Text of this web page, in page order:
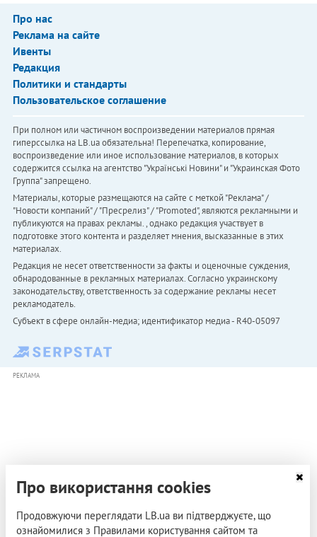
Про нас
Реклама на сайте
Ивенты
Редакция
Политики и стандарты
Пользовательское соглашение
При полном или частичном воспроизведении материалов прямая
гиперссылка на LB.ua обязательна! Перепечатка, копирование,
воспроизведение или иное использование материалов, в которых
содержится ссылка на агентство "Українськi Новини" и "Украинская Фото
Группа" запрещено.
Материалы, которые размещаются на сайте с меткой "Реклама" /
"Новости компаний" / "Пресрелиз" / "Promoted", являются рекламными и
публикуются на правах рекламы. , однако редакция участвует в
подготовке этого контента и разделяет мнения, высказанные в этих
материалах.
Редакция не несет ответственности за факты и оценочные суждения,
обнародованные в рекламных материалах. Согласно украинскому
законодательству, ответственность за содержание рекламы несет
рекламодатель.
Субъект в сфере онлайн-медиа; идентификатор медиа - R40-05097
РЕКЛАМА
Про використання cookies
Продовжуючи переглядати LB.ua ви підтверджуєте, що
ознайомилися з Правилами користування сайтом та